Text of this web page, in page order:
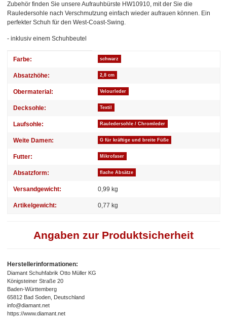
Zubehör finden Sie unsere Aufrauhbürste HW10910, mit der Sie die
Rauledersohle nach Verschmutzung einfach wieder aufrauen können. Ein
perfekter Schuh für den West-Coast-Swing.
- inklusiv einem Schuhbeutel
Produkteigenschaft
Wert
Farbe: schwarz
Absatzhöhe: 2,8 cm
Obermaterial: Velourleder
Decksohle: Textil
Laufsohle: Rauledersohle / Chromleder
Weite Damen: G für kräftige und breite Füße
Futter: Mikrofaser
Absatzform: flache Absätze
Versandgewicht: 0,99 kg
Artikelgewicht: 0,77 kg
Angaben zur Produktsicherheit
Herstellerinformationen:
Diamant Schuhfabrik Otto Müller KG
Königsteiner Straße 20
Baden-Württemberg
65812 Bad Soden, Deutschland
info@diamant.net
https://www.diamant.net